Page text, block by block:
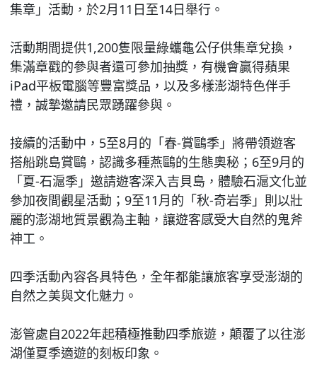
集章」活動，於2月11日至14日舉行。
活動期間提供1,200隻限量綠蠵龜公仔供集章兌換，
集滿章戳的參與者還可參加抽獎，有機會贏得蘋果
iPad平板電腦等豐富獎品，以及多樣澎湖特色伴手
禮，誠摯邀請民眾踴躍參與。
接續的活動中，5至8月的「春-賞鷗季」將帶領遊客
搭船跳島賞鷗，認識多種燕鷗的生態奧秘；6至9月的
「夏-石滬季」邀請遊客深入吉貝島，體驗石滬文化並
參加夜間觀星活動；9至11月的「秋-奇岩季」則以壯
麗的澎湖地質景觀為主軸，讓遊客感受大自然的鬼斧
神工。
四季活動內容各具特色，全年都能讓旅客享受澎湖的
自然之美與文化魅力。
澎管處自2022年起積極推動四季旅遊，顛覆了以往澎
湖僅夏季適遊的刻板印象。